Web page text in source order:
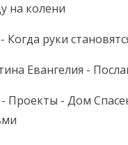
на колени
Когда руки
Евангелия -
- Проекты - Дом